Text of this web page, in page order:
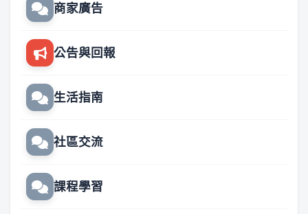
商家廣告
公告與回報
生活指南
社區交流
課程學習